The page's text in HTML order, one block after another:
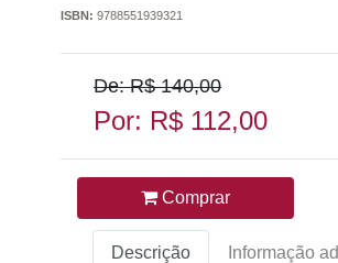
ISBN: 9788551939321
De: R$ 140,00
Por: R$ 112,00
Comprar
Descrição Informação